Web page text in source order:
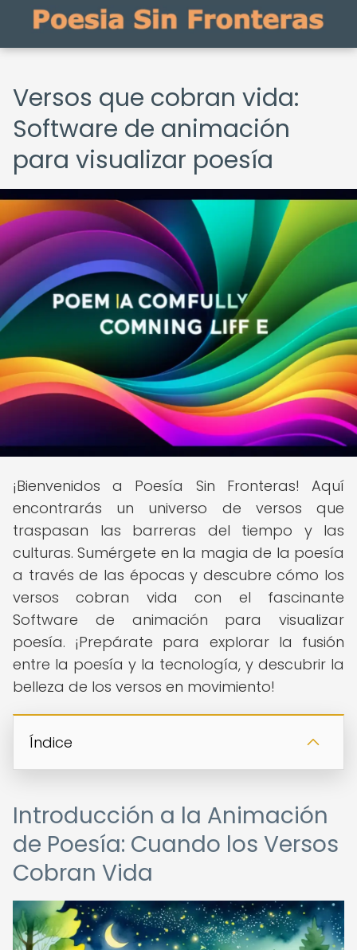
Versos que cobran vida:
Software de animación
para visualizar poesía
¡Bienvenidos a Poesía Sin Fronteras! Aquí
encontrarás un universo de versos que
traspasan las barreras del tiempo y las
culturas. Sumérgete en la magia de la poesía
a través de las épocas y descubre cómo los
versos cobran vida con el fascinante
Software de animación para visualizar
poesía. ¡Prepárate para explorar la fusión
entre la poesía y la tecnología, y descubrir la
belleza de los versos en movimiento!
Índice
Introducción a la Animación
de Poesía: Cuando los Versos
Cobran Vida